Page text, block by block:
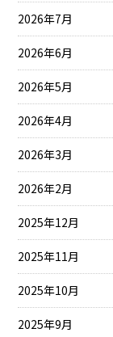
2026年7月
2026年6月
2026年5月
2026年4月
2026年3月
2026年2月
2025年12月
2025年11月
2025年10月
2025年9月